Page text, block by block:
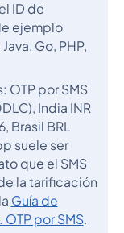
ID de
ejemplo
Go, PHP,
por SMS
India INR
Brasil BRL
suele ser
que el SMS
la tarificación
Guía de
por SMS.